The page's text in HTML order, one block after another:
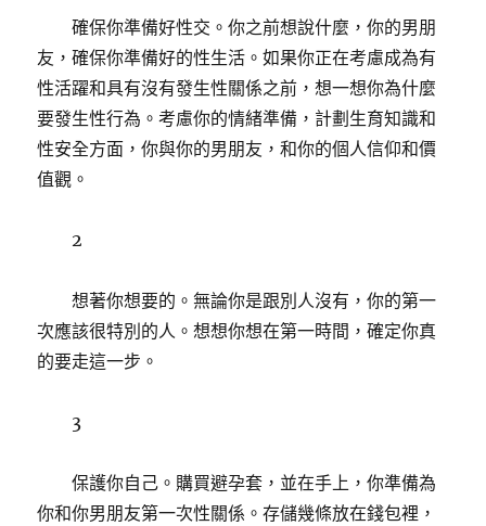
確保你準備好性交。你之前想說什麼，你的男朋
友，確保你準備好的性生活。如果你正在考慮成為有
性活躍和具有沒有發生性關係之前，想一想你為什麼
要發生性行為。考慮你的情緒準備，計劃生育知識和
性安全方面，你與你的男朋友，和你的個人信仰和價
值觀。
2
想著你想要的。無論你是跟別人沒有，你的第一
次應該很特別的人。想想你想在第一時間，確定你真
的要走這一步。
3
保護你自己。購買避孕套，並在手上，你準備為
你和你男朋友第一次性關係。存儲幾條放在錢包裡，